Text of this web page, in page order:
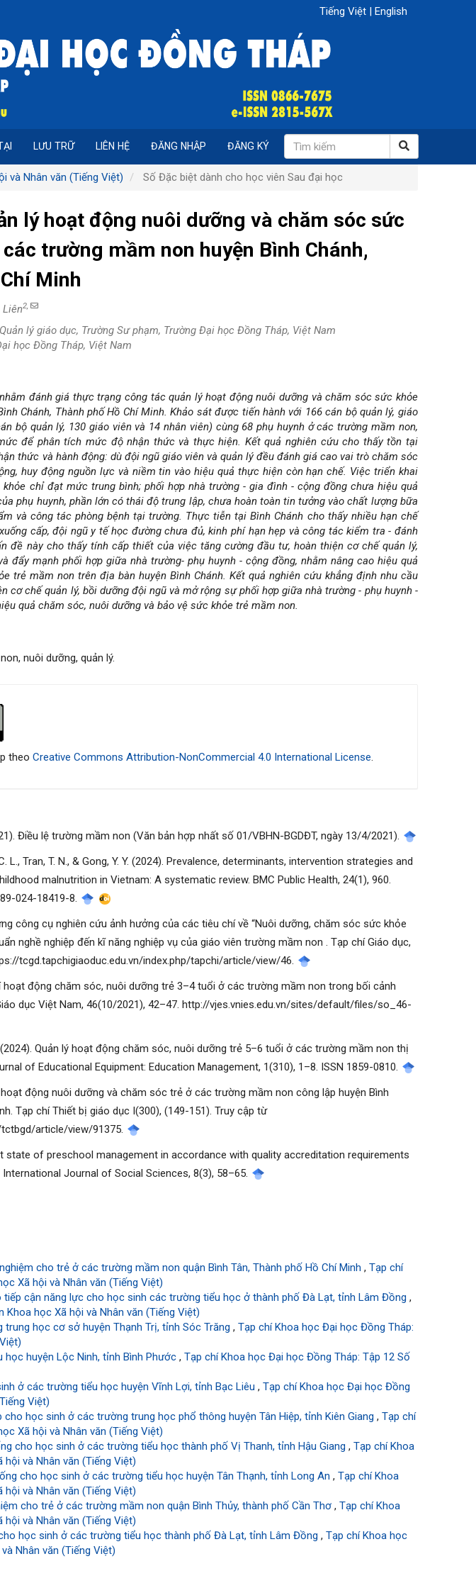
Tiếng Việt | English
LƯU TRỮ LIÊN HỆ ĐĂNG NHẬP ĐĂNG KÝ
và Nhân văn (Tiếng Việt) Số Đặc biệt dành cho học viên Sau đại học
lý hoạt động nuôi dưỡng và chăm sóc sức
trường mầm non huyện Bình Chánh,
Minh
Liên2,
lý giáo dục, Trường Sư phạm, Trường Đại học Đồng Tháp, Việt Nam
học Đồng Tháp, Việt Nam
đánh giá thực trạng công tác quản lý hoạt động nuôi dưỡng và chăm sóc sức khỏe
Chánh, Thành phố Hồ Chí Minh. Khảo sát được tiến hành với 166 cán bộ quản lý, giáo
bộ quản lý, 130 giáo viên và 14 nhân viên) cùng 68 phụ huynh ở các trường mầm non,
để phân tích mức độ nhận thức và thực hiện. Kết quả nghiên cứu cho thấy tồn tại
thức và hành động: dù đội ngũ giáo viên và quản lý đều đánh giá cao vai trò chăm sóc
huy động nguồn lực và niềm tin vào hiệu quả thực hiện còn hạn chế. Việc triển khai
chỉ đạt mức trung bình; phối hợp nhà trường - gia đình - cộng đồng chưa hiệu quả
phụ huynh, phần lớn có thái độ trung lập, chưa hoàn toàn tin tưởng vào chất lượng bữa
và công tác phòng bệnh tại trường. Thực tiễn tại Bình Chánh cho thấy nhiều hạn chế
cấp, đội ngũ y tế học đường chưa đủ, kinh phí hạn hẹp và công tác kiểm tra - đánh
đề này cho thấy tính cấp thiết của việc tăng cường đầu tư, hoàn thiện cơ chế quản lý,
đẩy mạnh phối hợp giữa nhà trường- phụ huynh - cộng đồng, nhằm nâng cao hiệu quả
trẻ mầm non trên địa bàn huyện Bình Chánh. Kết quả nghiên cứu khẳng định nhu cầu
cơ chế quản lý, bồi dưỡng đội ngũ và mở rộng sự phối hợp giữa nhà trường - phụ huynh -
quả chăm sóc, nuôi dưỡng và bảo vệ sức khỏe trẻ mầm non.
nuôi dưỡng, quản lý.
theoCreative Commons Attribution-NonCommercial 4.0 International License.
Điều lệ trường mầm non (Văn bản hợp nhất số 01/VBHN-BGDĐT, ngày 13/4/2021).
L., Tran, T. N., & Gong, Y. Y. (2024). Prevalence, determinants, intervention strategies and
malnutrition in Vietnam: A systematic review. BMC Public Health, 24(1), 960.
024-18419-8.
công cụ nghiên cứu ảnh hưởng của các tiêu chí về “Nuôi dưỡng, chăm sóc sức khỏe
nghề nghiệp đến kĩ năng nghiệp vụ của giáo viên trường mầm non . Tạp chí Giáo dục,
tcgd.tapchigiaoduc.edu.vn/index.php/tapchi/article/view/46.
lí hoạt động chăm sóc, nuôi dưỡng trẻ 3–4 tuổi ở các trường mầm non trong bối cảnh
dục Việt Nam, 46(10/2021), 42–47. http://vjes.vnies.edu.vn/sites/default/files/so_46-
(2024). Quản lý hoạt động chăm sóc, nuôi dưỡng trẻ 5–6 tuổi ở các trường mầm non thị
of Educational Equipment: Education Management, 1(310), 1–8. ISSN 1859-0810.
hoạt động nuôi dưỡng và chăm sóc trẻ ở các trường mầm non công lập huyện Bình
Tạp chí Thiết bị giáo dục I(300), (149-151). Truy cập từ
article/view/91375.
state of preschool management in accordance with quality accreditation requirements
International Journal of Social Sciences, 8(3), 58–65.
cho trẻ ở các trường mầm non quận Bình Tân, Thành phố Hồ Chí Minh,Tạp chí
Xã hội và Nhân văn (Tiếng Việt)
cận năng lực cho học sinh các trường tiểu học ở thành phố Đà Lạt, tỉnh Lâm Đồng,
học Xã hội và Nhân văn (Tiếng Việt)
học cơ sở huyện Thạnh Trị, tỉnh Sóc Trăng,Tạp chí Khoa học Đại học Đồng Tháp:
huyện Lộc Ninh, tỉnh Bình Phước,Tạp chí Khoa học Đại học Đồng Tháp: Tập 12 Số
ở các trường tiểu học huyện Vĩnh Lợi, tỉnh Bạc Liêu,Tạp chí Khoa học Đại học Đồng
Việt)
học sinh ở các trường trung học phổ thông huyện Tân Hiệp, tỉnh Kiên Giang,Tạp chí
Xã hội và Nhân văn (Tiếng Việt)
cho học sinh ở các trường tiểu học thành phố Vị Thanh, tỉnh Hậu Giang,Tạp chí Khoa
và Nhân văn (Tiếng Việt)
cho học sinh ở các trường tiểu học huyện Tân Thạnh, tỉnh Long An,Tạp chí Khoa
và Nhân văn (Tiếng Việt)
cho trẻ ở các trường mầm non quận Bình Thủy, thành phố Cần Thơ,Tạp chí Khoa
và Nhân văn (Tiếng Việt)
học sinh ở các trường tiểu học thành phố Đà Lạt, tỉnh Lâm Đồng,Tạp chí Khoa học
Nhân văn (Tiếng Việt)